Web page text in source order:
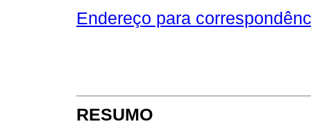
Endereço para
RESUMO